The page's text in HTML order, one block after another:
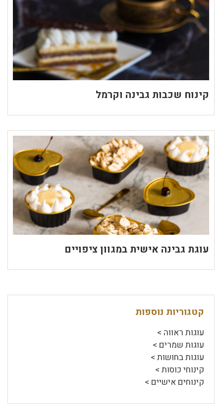
קינוח שכבות גבינה וקרמל
עוגת גבינה אישית במגוון ציפויים
קטגוריות נוספות
עוגות ראווה >
עוגות שמרים >
עוגות בחושות >
קינוחי כוסות >
קינוחים אישיים >